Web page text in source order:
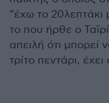
“έχω το 20λεπτάκι
το που ήρθε ο
απειλή ότι μπορεί
τρίτο πεντάρι,